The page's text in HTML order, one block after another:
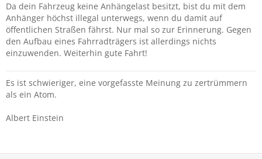
Da dein Fahrzeug keine Anhängelast besitzt, bist du mit dem
Anhänger höchst illegal unterwegs, wenn du damit auf
öffentlichen Straßen fährst. Nur mal so zur Erinnerung. Gegen
den Aufbau eines Fahrradträgers ist allerdings nichts
einzuwenden. Weiterhin gute Fahrt!
Es ist schwieriger, eine vorgefasste Meinung zu zertrümmern
als ein Atom.
Albert Einstein